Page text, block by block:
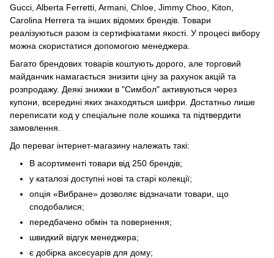
Gucci, Alberta Ferretti, Armani, Chloe, Jimmy Choo, Kiton,
Carolina Herrera та інших відомих брендів. Товари
реалізуються разом із сертифікатами якості. У процесі вибору
можна скористатися допомогою менеджера.
Багато брендових товарів коштують дорого, але торговий
майданчик намагається знизити ціну за рахунок акцій та
розпродажу. Деякі знижки в "Симбол" активуються через
купони, всередині яких знаходяться шифри. Достатньо лише
переписати код у спеціальне поле кошика та підтвердити
замовлення.
До переваг інтернет-магазину належать такі:
В асортименті товари від 250 брендів;
у каталозі доступні нові та старі колекції;
опція «Вибране» дозволяє відзначати товари, що
сподобалися;
передбачено обмін та повернення;
швидкий відгук менеджера;
є добірка аксесуарів для дому;